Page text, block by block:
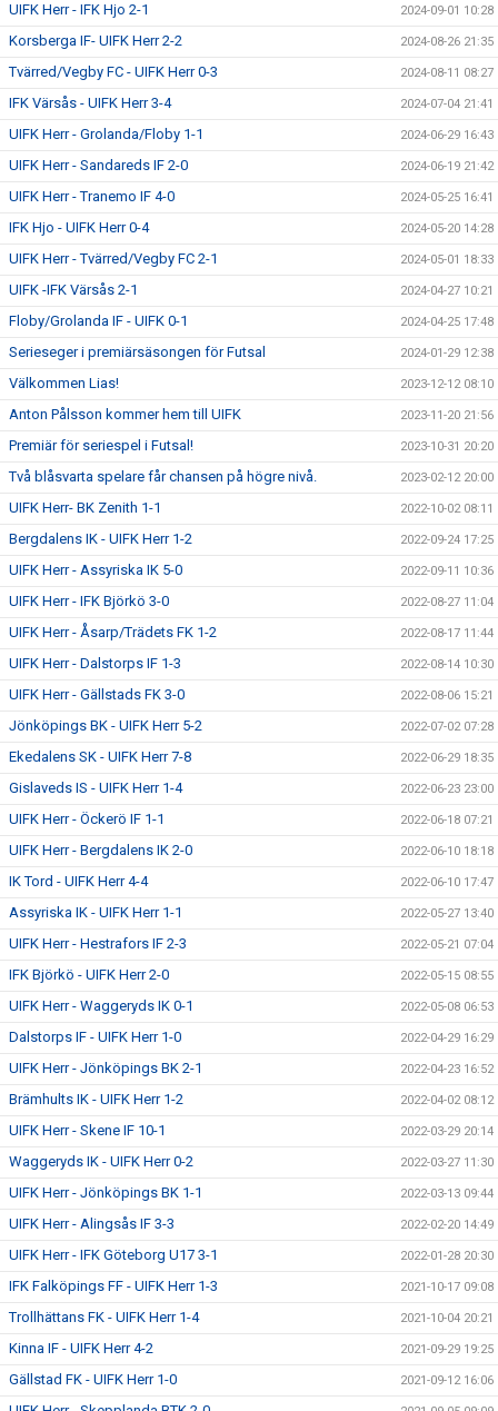
UIFK Herr - IFK Hjo 2-1 2024-09-01 10:28
Korsberga IF- UIFK Herr 2-2 2024-08-26 21:35
Tvärred/Vegby FC - UIFK Herr 0-3 2024-08-11 08:27
IFK Värsås - UIFK Herr 3-4 2024-07-04 21:41
UIFK Herr - Grolanda/Floby 1-1 2024-06-29 16:43
UIFK Herr - Sandareds IF 2-0 2024-06-19 21:42
UIFK Herr - Tranemo IF 4-0 2024-05-25 16:41
IFK Hjo - UIFK Herr 0-4 2024-05-20 14:28
UIFK Herr - Tvärred/Vegby FC 2-1 2024-05-01 18:33
UIFK -IFK Värsås 2-1 2024-04-27 10:21
Floby/Grolanda IF - UIFK 0-1 2024-04-25 17:48
Serieseger i premiärsäsongen för Futsal 2024-01-29 12:38
Välkommen Lias! 2023-12-12 08:10
Anton Pålsson kommer hem till UIFK 2023-11-20 21:56
Premiär för seriespel i Futsal! 2023-10-31 20:20
Två blåsvarta spelare får chansen på högre nivå. 2023-02-12 20:00
UIFK Herr- BK Zenith 1-1 2022-10-02 08:11
Bergdalens IK - UIFK Herr 1-2 2022-09-24 17:25
UIFK Herr - Assyriska IK 5-0 2022-09-11 10:36
UIFK Herr - IFK Björkö 3-0 2022-08-27 11:04
UIFK Herr - Åsarp/Trädets FK 1-2 2022-08-17 11:44
UIFK Herr - Dalstorps IF 1-3 2022-08-14 10:30
UIFK Herr - Gällstads FK 3-0 2022-08-06 15:21
Jönköpings BK - UIFK Herr 5-2 2022-07-02 07:28
Ekedalens SK - UIFK Herr 7-8 2022-06-29 18:35
Gislaveds IS - UIFK Herr 1-4 2022-06-23 23:00
UIFK Herr - Öckerö IF 1-1 2022-06-18 07:21
UIFK Herr - Bergdalens IK 2-0 2022-06-10 18:18
IK Tord - UIFK Herr 4-4 2022-06-10 17:47
Assyriska IK - UIFK Herr 1-1 2022-05-27 13:40
UIFK Herr - Hestrafors IF 2-3 2022-05-21 07:04
IFK Björkö - UIFK Herr 2-0 2022-05-15 08:55
UIFK Herr - Waggeryds IK 0-1 2022-05-08 06:53
Dalstorps IF - UIFK Herr 1-0 2022-04-29 16:29
UIFK Herr - Jönköpings BK 2-1 2022-04-23 16:52
Brämhults IK - UIFK Herr 1-2 2022-04-02 08:12
UIFK Herr - Skene IF 10-1 2022-03-29 20:14
Waggeryds IK - UIFK Herr 0-2 2022-03-27 11:30
UIFK Herr - Jönköpings BK 1-1 2022-03-13 09:44
UIFK Herr - Alingsås IF 3-3 2022-02-20 14:49
UIFK Herr - IFK Göteborg U17 3-1 2022-01-28 20:30
IFK Falköpings FF - UIFK Herr 1-3 2021-10-17 09:08
Trollhättans FK - UIFK Herr 1-4 2021-10-04 20:21
Kinna IF - UIFK Herr 4-2 2021-09-29 19:25
Gällstad FK - UIFK Herr 1-0 2021-09-12 16:06